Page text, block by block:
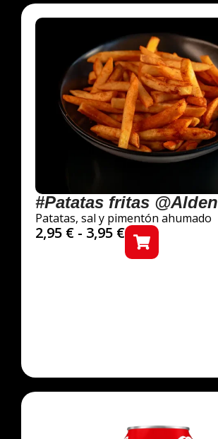
#Patatas fritas @Alden
Patatas, sal y pimentón ahumado
2,95 € - 3,95 €